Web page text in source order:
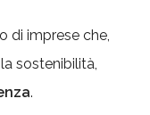
di imprese che,
sostenibilità,
.